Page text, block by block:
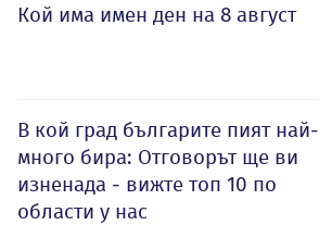
Кой има имен ден на 8 август
В кой град българите пият най-
много бира: Отговорът ще ви
изненада - вижте топ 10 по
области у нас